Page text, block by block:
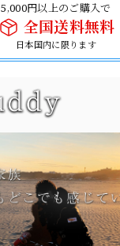
5,000円以上のご購入で
全国送料無料
日本国内に限ります